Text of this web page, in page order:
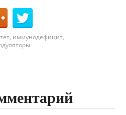
, иммунодефицит,